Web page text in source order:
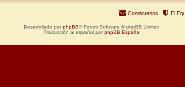
El
Contáctenos
Desarrollado por phpBB® Forum Software © phpBB Limited
Traducción al español por phpBB España